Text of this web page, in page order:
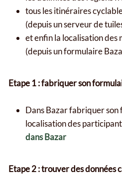
tous les itinéraires
(depuis un serveur de
et enfin la localisation des
(depuis un formulaire
Etape 1 : fabriquer son
Dans Bazar fabriquer
localisation des
dans Bazar
Etape 2 : trouver des données